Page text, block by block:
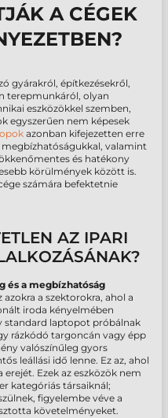
A CÉGEK
gyárakról, építkezésekről,
terepmunkáról, olyan
eszközökkel szemben,
egyszerűen nem képesek
azonban kifejezetten erre
megbízhatóságukkal, valamint
és hatékony
körülmények között is.
számára befektetnie
AZ IPARI
és a megbízhatóság
a szektorokra, ahol a
iroda kényelmében
standard laptopot próbálnak
rázkódó targoncán vagy épp
valószínűleg gyors
leállási idő lenne. Ez az, ahol
Ezek az eszközök nem
kategóriás társaiknál;
figyelembe véve a
követelményeket.